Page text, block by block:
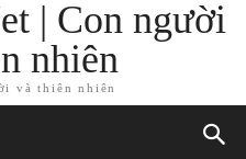
| Con người
nhiên
và thiên nhiên